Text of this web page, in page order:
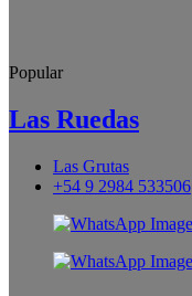
Popular
Las Ruedas
Las Grutas
+54 9 2984 533506